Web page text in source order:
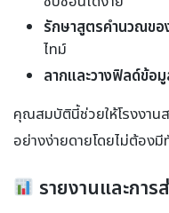
รักษาสูตรคำนวณขอ
ไทม์
ลากและวางฟิลด์ข้อ
คุณสมบัตินี้ช่วยให้โรงงาน
อย่างง่ายดายโดยไม่ต้อง
รายงานและกา